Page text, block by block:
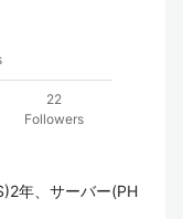
22
Followers
年、サーバー(PH